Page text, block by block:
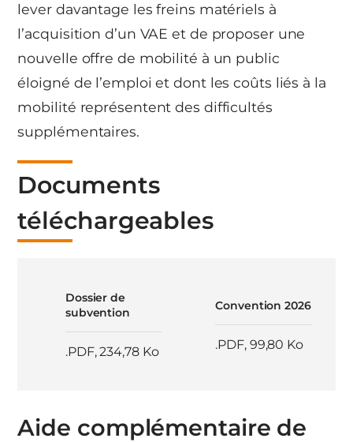
lever davantage les freins matériels à
l’acquisition d’un VAE et de proposer une
nouvelle offre de mobilité à un public
éloigné de l’emploi et dont les coûts liés à la
mobilité représentent des difficultés
supplémentaires.
Documents
téléchargeables
Dossier de
subvention
.PDF,234,78 Ko
Convention 2026
.PDF, 99,80 Ko
Aide complémentaire de